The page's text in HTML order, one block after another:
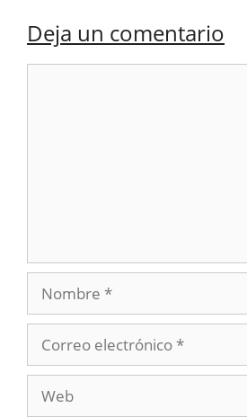
Deja un comentario
Nombre
electrónico